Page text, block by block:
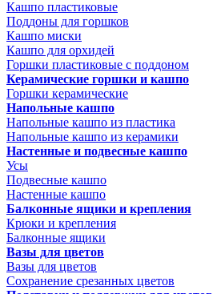
Кашпо пластиковые
Поддоны для горшков
Кашпо миски
Кашпо для орхидей
Горшки пластиковые с поддоном
Керамические горшки и кашпо
Горшки керамические
Напольные кашпо
Напольные кашпо из пластика
Напольные кашпо из керамики
Настенные и подвесные кашпо
Усы
Подвесные кашпо
Настенные кашпо
Балконные ящики и крепления
Крюки и крепления
Балконные ящики
Вазы для цветов
Вазы для цветов
Сохранение срезанных цветов